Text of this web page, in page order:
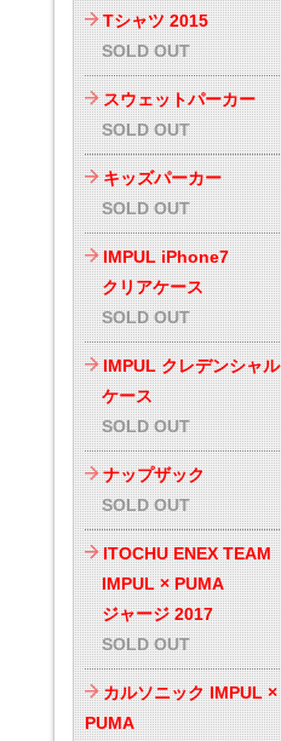
Tシャツ 2015
SOLD OUT
スウェットパーカー
SOLD OUT
キッズパーカー
SOLD OUT
IMPUL iPhone7
クリアケース
SOLD OUT
IMPUL クレデンシャル
ケース
SOLD OUT
ナップザック
SOLD OUT
ITOCHU ENEX TEAM
IMPUL × PUMA
ジャージ 2017
SOLD OUT
カルソニック IMPUL ×
PUMA